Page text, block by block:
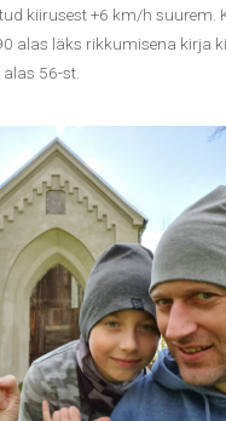
kiirusest +6 km/h suurem.
alas läks rikkumisena kirja
56-st.